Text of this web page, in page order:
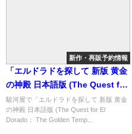
新作・再販予約情報
「エルドラドを探して 新版 黄金
の神殿 日本語版 (The Quest for
El Dorado： The Golden
Temples)」の概略と予約購入可
駿河屋で「エルドラドを探して 新版 黄金
の神殿 日本語版 (The Quest for El
Dorado： The Golden Temp...